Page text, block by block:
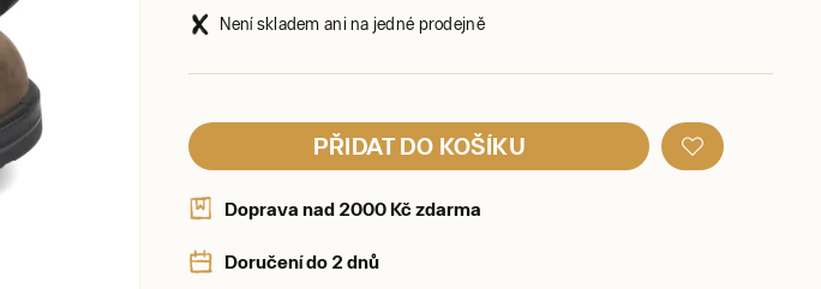
Není skladem ani na jedné prodejně
PŘIDAT DO KOŠÍKU
Doprava nad 2000 Kč zdarma
Doručení do 2 dnů